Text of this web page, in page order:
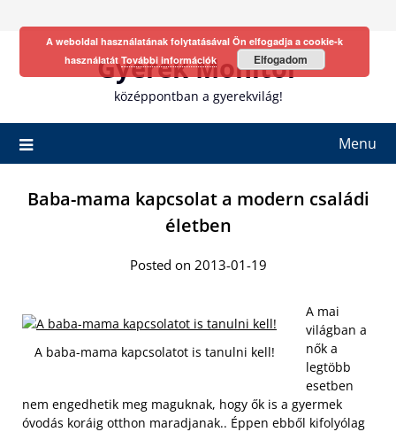
Gyerek Monitor
középpontban a gyerekvilág!
Menu
Baba-mama kapcsolat a modern családi
életben
Posted on 2013-01-19
A baba-mama kapcsolatot is tanulni kell!
A mai
világban a
nők a
legtöbb
esetben
nem engedhetik meg maguknak, hogy ők is a gyermek
óvodás koráig otthon maradjanak.. Éppen ebből kifolyólag
A weboldal használatának folytatásával Ön elfogadja a cookie-k
használatát További információk Elfogadom